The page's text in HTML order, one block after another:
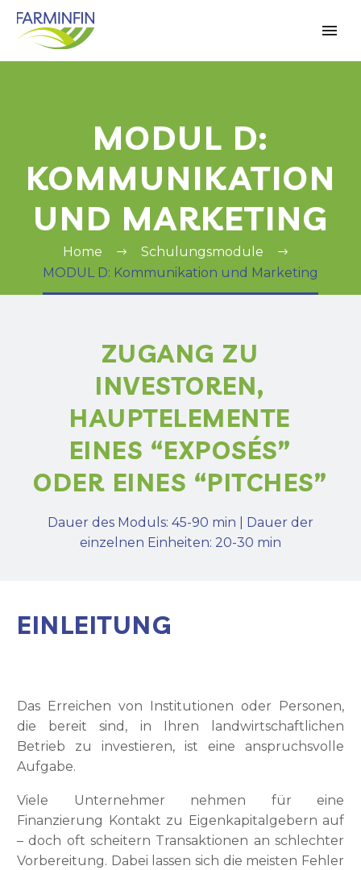
MODUL D:
KOMMUNIKATION
UND MARKETING
Home
Schulungsmodule
MODUL D: Kommunikation und Marketing
ZUGANG ZU
INVESTOREN,
HAUPTELEMENTE
EINES “EXPOSÉS”
ODER EINES “PITCHES”
Dauer des Moduls: 45-90 min | Dauer der
einzelnen Einheiten: 20-30 min
EINLEITUNG
Das Erreichen von Institutionen oder Personen,
die bereit sind, in Ihren landwirtschaftlichen
Betrieb zu investieren, ist eine anspruchsvolle
Aufgabe.
Viele Unternehmer nehmen für eine
Finanzierung Kontakt zu Eigenkapitalgebern auf
– doch oft scheitern Transaktionen an schlechter
Vorbereitung. Dabei lassen sich die meisten Fehler